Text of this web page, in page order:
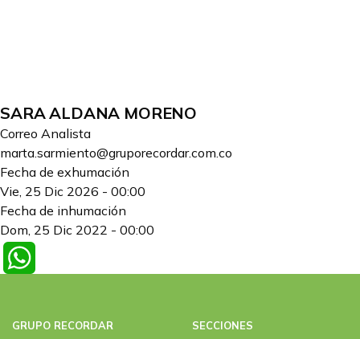
SARA ALDANA MORENO
Correo Analista
marta.sarmiento@gruporecordar.com.co
Fecha de exhumación
Vie, 25 Dic 2026 - 00:00
Fecha de inhumación
Dom, 25 Dic 2022 - 00:00
GRUPO RECORDAR SECCIONES